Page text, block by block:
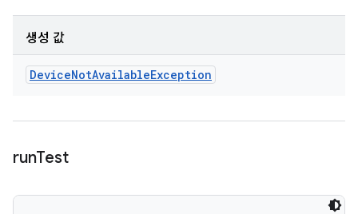
생성 값
DeviceNotAvailableException
runTest